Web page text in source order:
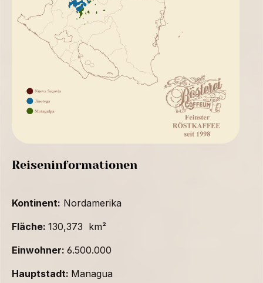
Reiseninformationen
Kontinent: Nordamerika
Fläche: 130,373 km²
Einwohner: 6.500.000
Hauptstadt: Managua